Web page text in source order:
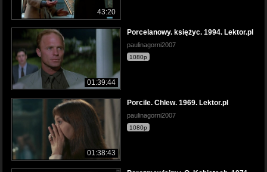
43:20
01:39:44
Porcelanowy. księżyc. 1994. Lektor.pl
paulinagorni2007
1080p
01:38:43
Porcile. Chlew. 1969. Lektor.pl
paulinagorni2007
1080p